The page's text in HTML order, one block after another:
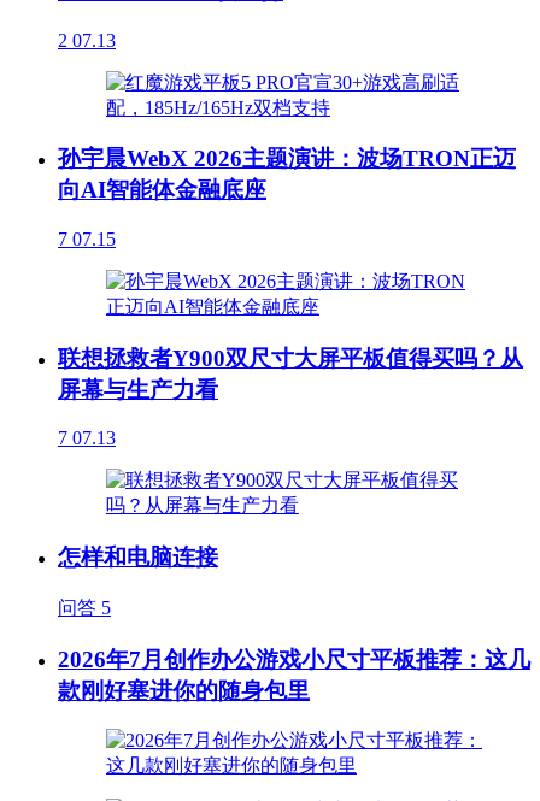
2 07.13
孙宇晨WebX 2026主题演讲：波场TRON正迈
向AI智能体金融底座
7 07.15
联想拯救者Y900双尺寸大屏平板值得买吗？从
屏幕与生产力看
7 07.13
怎样和电脑连接
问答 5
2026年7月创作办公游戏小尺寸平板推荐：这几
款刚好塞进你的随身包里